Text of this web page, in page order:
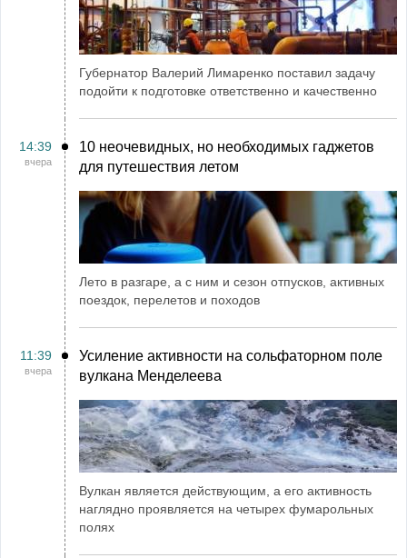
Губернатор Валерий Лимаренко поставил задачу
подойти к подготовке ответственно и качественно
14:39
вчера
10 неочевидных, но необходимых гаджетов
для путешествия летом
Лето в разгаре, а с ним и сезон отпусков, активных
поездок, перелетов и походов
11:39
вчера
Усиление активности на сольфаторном поле
вулкана Менделеева
Вулкан является действующим, а его активность
наглядно проявляется на четырех фумарольных
полях